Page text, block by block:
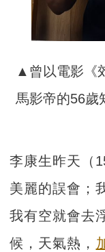
▲曾以電影《
馬影帝的56歲
李康生昨天（
美麗的誤會；
我有空就會去
候，天氣熱，